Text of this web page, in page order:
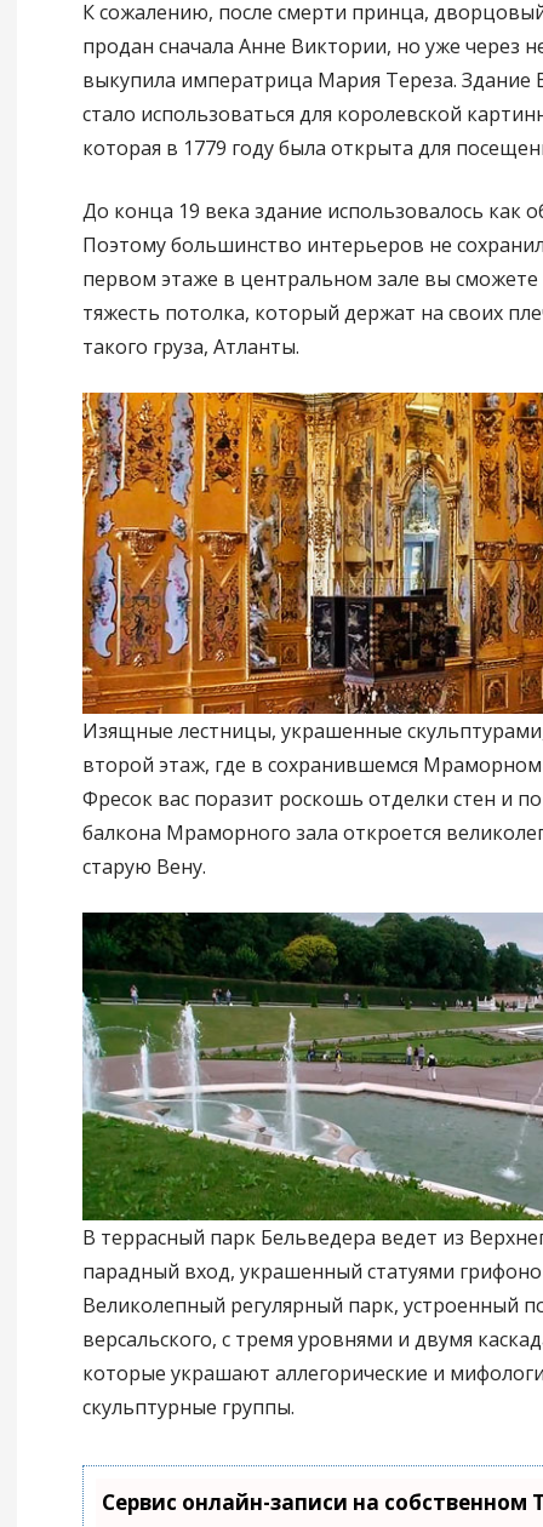
К сожалению, после смерти принца,
продан сначала Анне Виктории, но уже через
выкупила императрица Мария Тереза. Здание
стало использоваться для королевской
которая в 1779 году была открыта для
До конца 19 века здание использовалось как
Поэтому большинство интерьеров не
первом этаже в центральном зале вы сможете
тяжесть потолка, который держат на своих
такого груза, Атланты.
Изящные лестницы, украшенные
второй этаж, где в сохранившемся Мраморном
Фресок вас поразит роскошь отделки стен и
балкона Мраморного зала откроется
старую Вену.
В террасный парк Бельведера ведет из
парадный вход, украшенный статуями
Великолепный регулярный парк, устроенный
версальского, с тремя уровнями и двумя
которые украшают аллегорические и
скульптурные группы.
Сервис онлайн-записи на собственном